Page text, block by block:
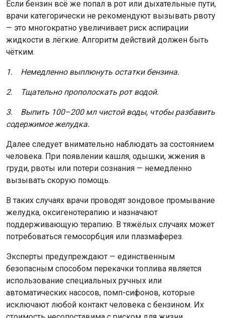
Поделиться новостью:
Автор: Оксана Чешенок
Читать все
ОТС-Горсайт Горсайт
бензин общество
Главная Новости Здоровье
Здоровье 8 августа 2026 - 22:30
оформить больничный без
заболевания
ситуаций, когда требуется уход за заболевшим
ребёнком или другим членом семьи. Эксперты региона
напомнили о правилах оформления и оплаты таких
больничных, а также о недавних изменениях в
законодательстве.